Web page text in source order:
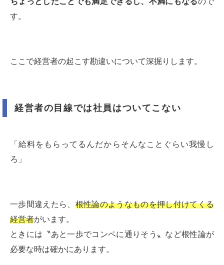
す。
ここで経営者の起こす勘違いについて深掘りします。
経営者の目線では社員はついてこない
「給料をもらってるんだからそんなことぐらい我慢し
ろ」
一歩間違えたら、 根性論のようなものを押し付けてくる
経営者がいます。
ときには〝あと一歩でコンペに通りそう〟など根性論が
必要な時は確かにあります。